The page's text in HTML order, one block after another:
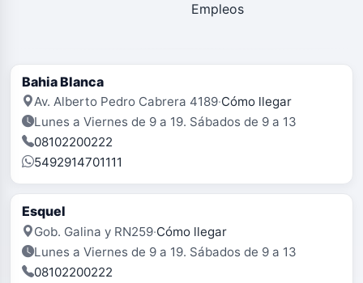
Empleos
Bahia Blanca
Av. Alberto Pedro Cabrera 4189·Cómo llegar
Lunes a Viernes de 9 a 19. Sábados de 9 a 13
08102200222
5492914701111
Esquel
Gob. Galina y RN259·Cómo llegar
Lunes a Viernes de 9 a 19. Sábados de 9 a 13
08102200222